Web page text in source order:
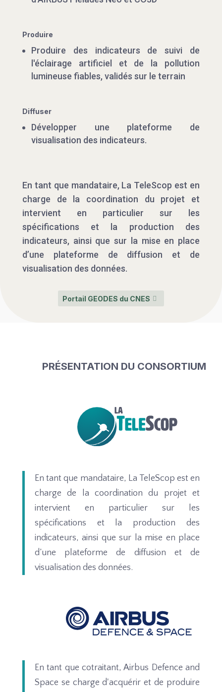
Produire
Produire des indicateurs de suivi de
l'éclairage artificiel et de la pollution
lumineuse fiables, validés sur le terrain
Diffuser
Développer une plateforme de
visualisation des indicateurs.
En tant que mandataire, La TeleScop est en
charge de la coordination du projet et
intervient en particulier sur les
spécifications et la production des
indicateurs, ainsi que sur la mise en place
d’une plateforme de diffusion et de
visualisation des données.
Portail GEODES du CNES
PRÉSENTATION DU CONSORTIUM
En tant que mandataire, La TeleScop est en
charge de la coordination du projet et
intervient en particulier sur les
spécifications et la production des
indicateurs, ainsi que sur la mise en place
d’une plateforme de diffusion et de
visualisation des données.
En tant que cotraitant, Airbus Defence and
Space se charge d'acquérir et de produire